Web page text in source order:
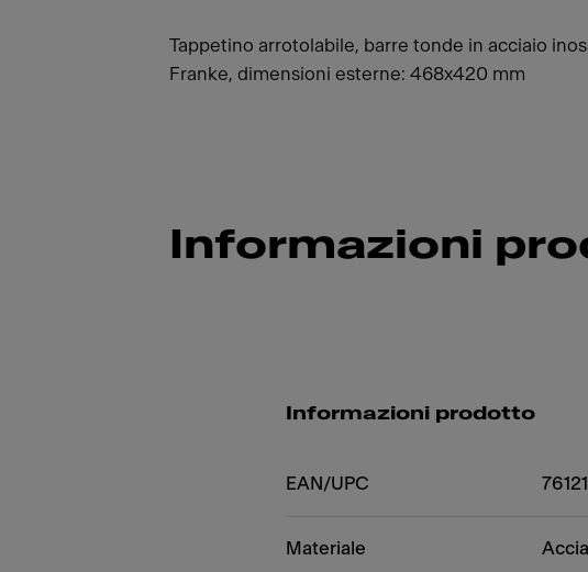
Tappetino arrotolabile, barre tonde in acciaio
Franke, dimensioni esterne: 468x420 mm
Informazioni
Informazioni prodotto
EAN/UPC
Materiale